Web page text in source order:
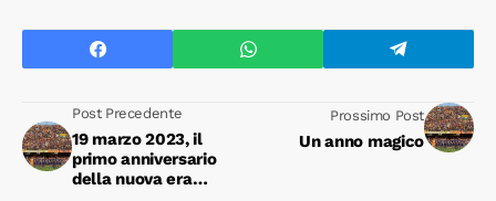
Post Precedente
19 marzo 2023, il
primo anniversario
della nuova era
Prossimo Post
Un anno magico